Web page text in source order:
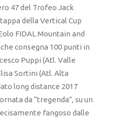
47 del Trofeo Jack
della Vertical Cup
FIDAL Mountain and
consegna 100 punti in
Puppi (Atl. Valle
Sortini (Atl. Alta
long distance 2017
da “tregenda”, su un
fangoso dalle